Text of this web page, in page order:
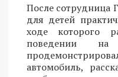
После сотрудница
для детей
ходе которого
поведении
автомобиль,